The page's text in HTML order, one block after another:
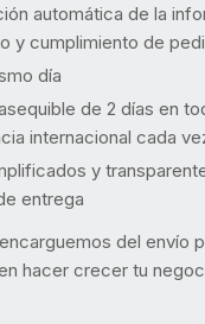
automática de la
y cumplimiento de
día
de 2 días en
internacional cada
y
entrega
del envío
hacer crecer tu